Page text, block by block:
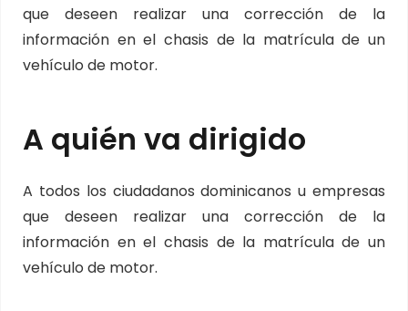
que deseen realizar una corrección de la
información en el chasis de la matrícula de un
vehículo de motor.
A quién va dirigido
A todos los ciudadanos dominicanos u empresas
que deseen realizar una corrección de la
información en el chasis de la matrícula de un
vehículo de motor.